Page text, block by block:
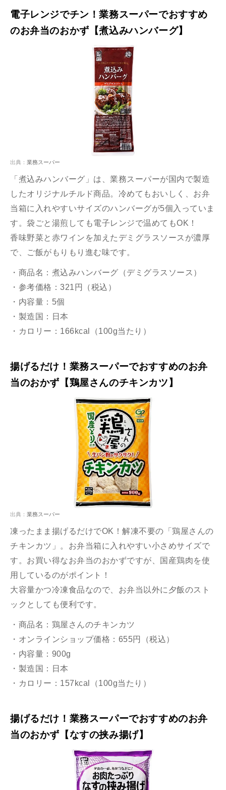
電子レンジでチン！業務スーパーでおすすめ
のお弁当のおかず【煮込みハンバーグ】
出典： 業務スーパー
「煮込みハンバーグ」は、業務スーパーが国内で製造
したオリジナルチルド商品。冷めてもおいしく、お弁
当箱に入れやすいサイズのハンバーグが5個入っていま
す。袋ごと湯煎しても電子レンジで温めてもOK！
香味野菜と赤ワインを加えたデミグラスソースが濃厚
で、ご飯がもりもり進む味です。
・商品名：煮込みハンバーグ（デミグラスソース）
・参考価格：321円（税込）
・内容量：5個
・製造国：日本
・カロリー：166kcal（100g当たり）
揚げるだけ！業務スーパーでおすすめのお弁
当のおかず【鶏屋さんのチキンカツ】
出典： 業務スーパー
凍ったまま揚げるだけでOK！解凍不要の「鶏屋さんの
チキンカツ」。お弁当箱に入れやすい小さめサイズで
す。お買い得なお弁当のおかずですが、国産鶏肉を使
用しているのがポイント！
大容量かつ冷凍食品なので、お弁当以外に夕飯のスト
ックとしても便利です。
・商品名：鶏屋さんのチキンカツ
・オンラインショップ価格：655円（税込）
・内容量：900g
・製造国：日本
・カロリー：157kcal（100g当たり）
揚げるだけ！業務スーパーでおすすめのお弁
当のおかず【なすの挟み揚げ】